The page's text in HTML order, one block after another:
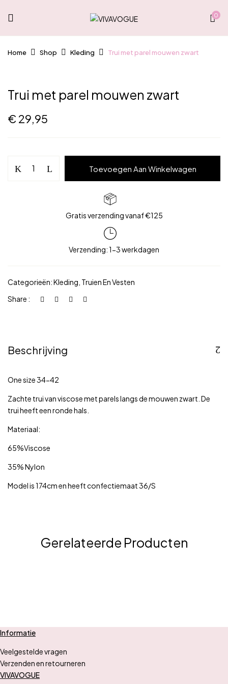
0
Home Shop Kleding Trui met parel mouwen zwart
Trui met parel mouwen zwart
€ 29,95
met
Toevoegen Aan Winkelwagen
Gratis verzending vanaf €125
Verzending: 1-3 werkdagen
Categorieën:Kleding Truien En Vesten
Share :
Beschrijving
One size 34-42
Zachte trui van viscose met parels langs de mouwen zwart. De
trui heeft een ronde hals.
Materiaal:
65%Viscose
35% Nylon
Model is 174cm en heeft confectiemaat 36/S
Gerelateerde Producten
Informatie
Veelgestelde vragen
Verzenden en retourneren
VIVAVOGUE